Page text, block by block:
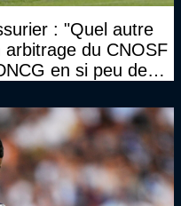
: "Quel autre
du CNOSF
en si peu de